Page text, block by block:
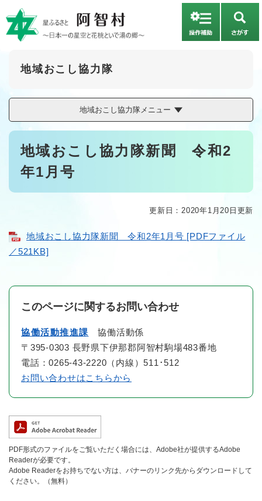
ー
ジ
が
地域おこし協力隊
地域おこし協力隊メニュー
本
地域おこし協力隊新聞 令和2
年1月号
更新日：2020年1月20日更新
地域おこし協力隊新聞 令和2年1月号 [PDFファイル
／521KB]
このページに関するお問い合わせ
協働活動推進課 協働活動係
〒395-0303 長野県下伊那郡阿智村駒場483番地
電話：0265-43-2220（内線）511･512
お問い合わせはこちらから
PDF形式のファイルをご覧いただく場合には、Adobe社が提供するAdobe
Readerが必要です。
Adobe Readerをお持ちでない方は、バナーのリンク先からダウンロードして
ください。（無料）